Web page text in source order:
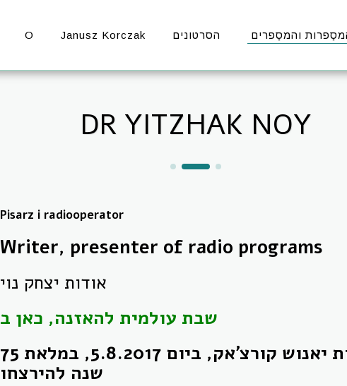
O Janusz Korczak הסרטונים והמסַפרים
DR YITZHAK NOY
Pisarz i radiooperator
Writer, presenter of radio programs
אודות יצחק נוי
שבת עולמית להאזנה, כאן ב
שיחתו של ד"ר יצחק נוי אודות יאנוש קורצ'אק, ביום 5.8.2017, במלאת 75
שנה להירצחו